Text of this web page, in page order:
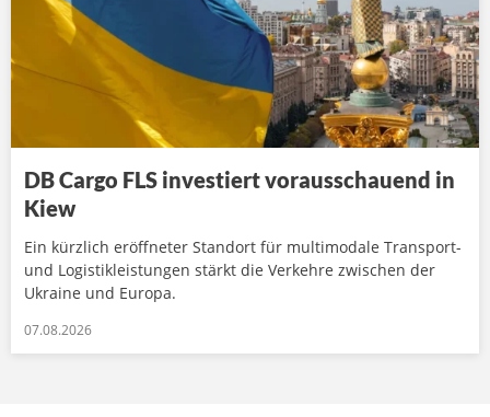
DB Cargo FLS investiert vorausschauend in
Kiew
Ein kürzlich eröffneter Standort für multimodale Transport-
und Logistikleistungen stärkt die Verkehre zwischen der
Ukraine und Europa.
07.08.2026